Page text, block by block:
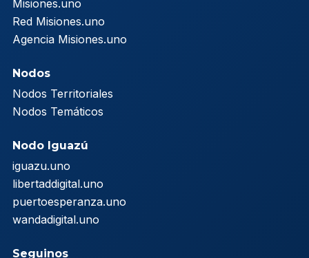
Misiones.uno
Red Misiones.uno
Agencia Misiones.uno
Nodos
Nodos Territoriales
Nodos Temáticos
Nodo Iguazú
iguazu.uno
libertaddigital.uno
puertoesperanza.uno
wandadigital.uno
Seguinos